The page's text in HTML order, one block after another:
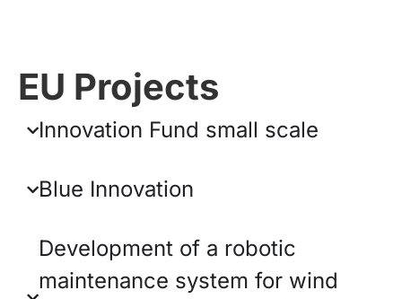
EU Projects
Innovation Fund small scale
Blue Innovation
Development of a robotic
maintenance system for wind